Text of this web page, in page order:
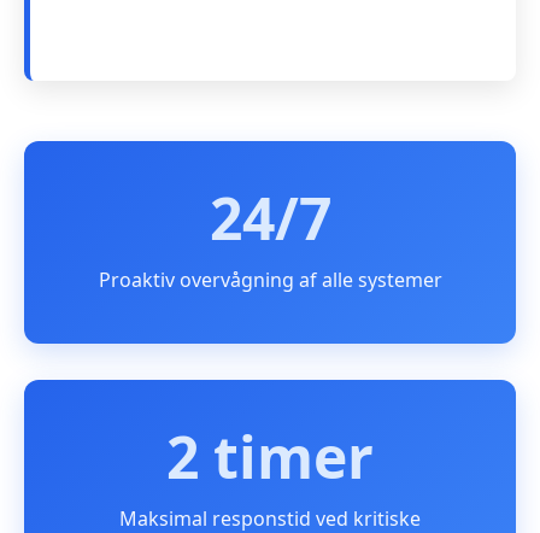
24/7
Proaktiv overvågning af alle systemer
2 timer
Maksimal responstid ved kritiske